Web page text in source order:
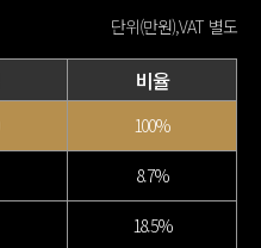
단위(만원),VAT 별도
비율
100%
8.7%
18.5%